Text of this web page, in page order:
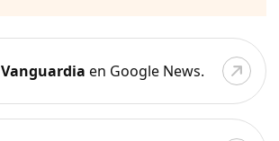
Vanguardia en Google News.